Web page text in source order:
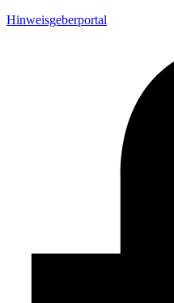
Hinweisgeberportal